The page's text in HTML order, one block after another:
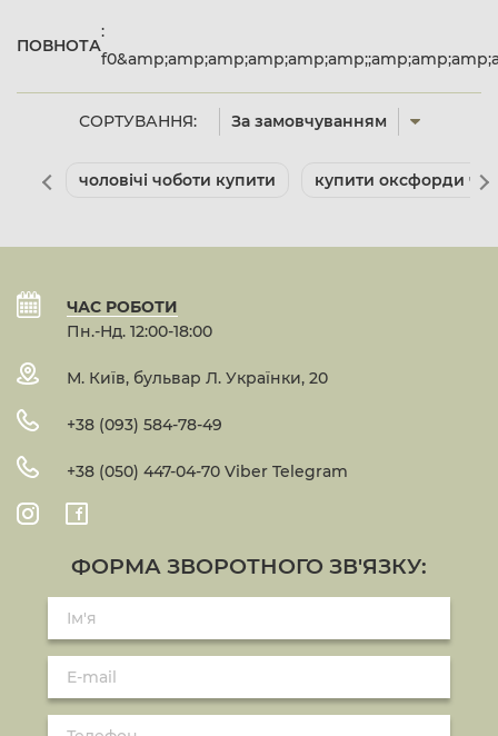
СОРТУВАННЯ: За замовчуванням
ПОВНОТА
:
чоловічі чоботи купити купити оксфорди
ЧАС РОБОТИ
Пн.-Нд. 12:00-18:00
М. Київ, бульвар Л. Українки, 20
+38 (093) 584-78-49
+38 (050) 447-04-70 Viber Telegram
ФОРМА ЗВОРОТНОГО ЗВ'ЯЗКУ: